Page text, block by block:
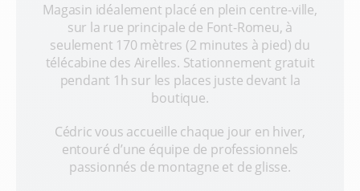
Magasin idéalement placé en plein centre-ville,
sur la rue principale de Font-Romeu, à
seulement 170 mètres (2 minutes à pied) du
télécabine des Airelles. Stationnement gratuit
pendant 1h sur les places juste devant la
boutique.
Cédric vous accueille chaque jour en hiver,
entouré d’une équipe de professionnels
passionnés de montagne et de glisse.